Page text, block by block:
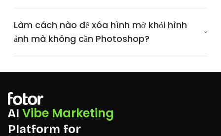
Làm cách nào để xóa hình mờ khỏi hình
ảnh mà không cần Photoshop?
AI Vibe Marketing
Platform for